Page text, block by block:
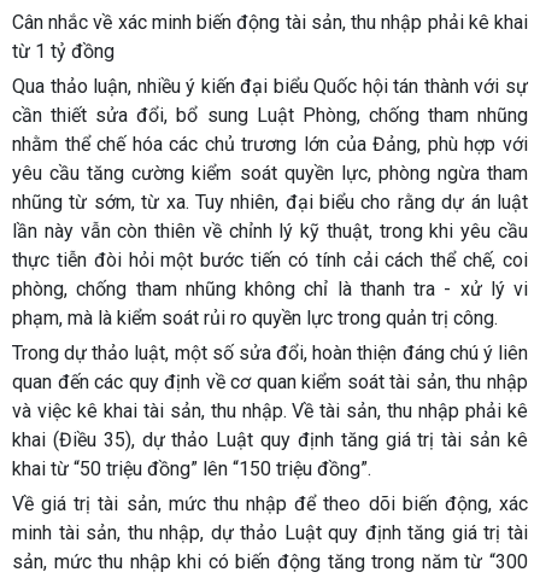
Cân nhắc về xác minh biến động tài sản, thu nhập phải kê khai
từ 1 tỷ đồng
Qua thảo luận, nhiều ý kiến đại biểu Quốc hội tán thành với sự
cần thiết sửa đổi, bổ sung Luật Phòng, chống tham nhũng
nhằm thể chế hóa các chủ trương lớn của Đảng, phù hợp với
yêu cầu tăng cường kiểm soát quyền lực, phòng ngừa tham
nhũng từ sớm, từ xa. Tuy nhiên, đại biểu cho rằng dự án luật
lần này vẫn còn thiên về chỉnh lý kỹ thuật, trong khi yêu cầu
thực tiễn đòi hỏi một bước tiến có tính cải cách thể chế, coi
phòng, chống tham nhũng không chỉ là thanh tra - xử lý vi
phạm, mà là kiểm soát rủi ro quyền lực trong quản trị công.
Trong dự thảo luật, một số sửa đổi, hoàn thiện đáng chú ý liên
quan đến các quy định về cơ quan kiểm soát tài sản, thu nhập
và việc kê khai tài sản, thu nhập. Về tài sản, thu nhập phải kê
khai (Điều 35), dự thảo Luật quy định tăng giá trị tài sản kê
khai từ “50 triệu đồng” lên “150 triệu đồng”.
Về giá trị tài sản, mức thu nhập để theo dõi biến động, xác
minh tài sản, thu nhập, dự thảo Luật quy định tăng giá trị tài
sản, mức thu nhập khi có biến động tăng trong năm từ “300